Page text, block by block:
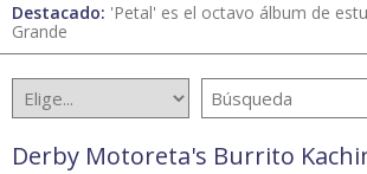
Destacado: 'Petal' es el octavo álbum de
Grande
Derby Motoreta's Burrito